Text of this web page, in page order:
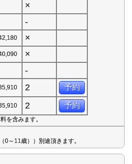
×
-
×
×
-
2 予約
2 予約
を含みます。
0～11歳））別途頂きます。